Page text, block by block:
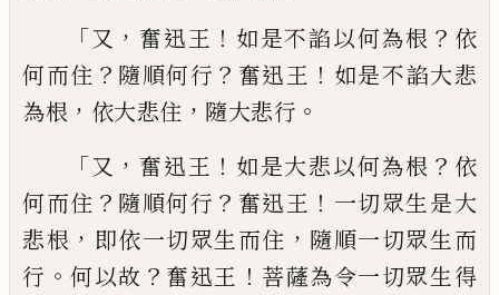
「又 ， 奮迅王 ！ 如是不諂以何為根 ？ 依
何而住 ？ 隨順何行 ？ 奮迅王 ！ 如是不諂大悲
為根 ， 依大悲住 ， 隨大悲行 。
「又 ， 奮迅王 ！ 如是大悲以何為根 ？ 依
何而住 ？ 隨順何行 ？ 奮迅王 ！ 一切眾生是大
悲根 ， 即依一切眾生而住 ， 隨順一切眾生而
行 。何以故 ？ 奮迅王 ！ 菩薩為令一切眾生得